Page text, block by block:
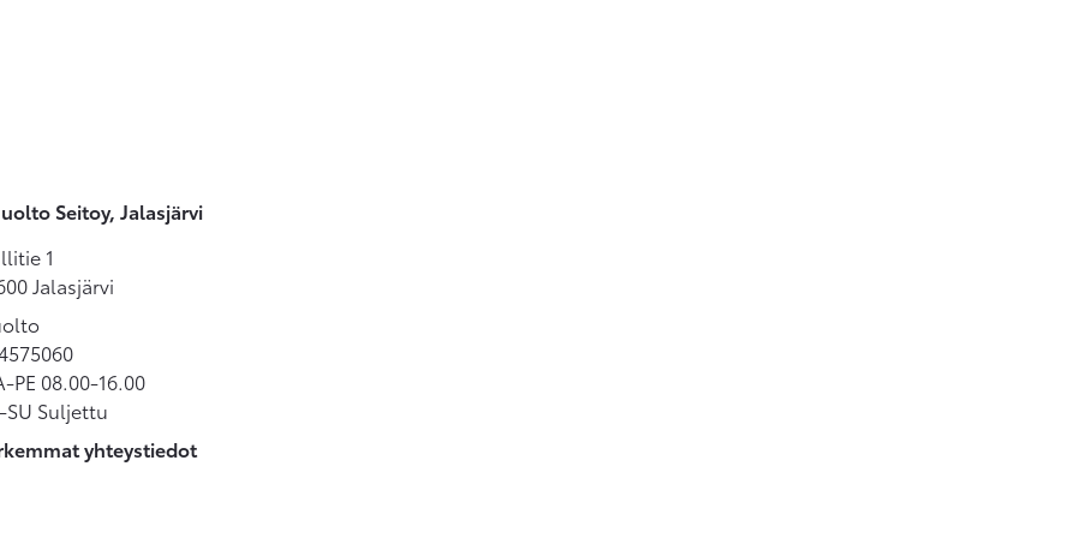
Seitoy, Jalasjärvi
1
Jalasjärvi
PE 08.00-16.00
SU Suljettu
yhteystiedot